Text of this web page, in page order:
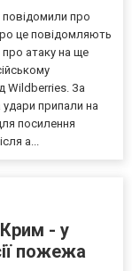
повідомили про
це повідомляють
атаку на ще
Wildberries. За
припали на
посилення
а...
- у
пожежа